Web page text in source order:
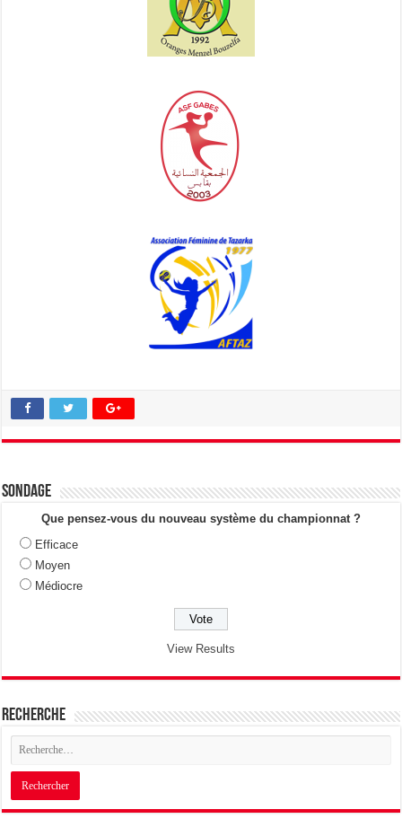
Sondage
Que pensez-vous du nouveau système du championnat ?
Efficace
Moyen
Médiocre
View Results
Recherche